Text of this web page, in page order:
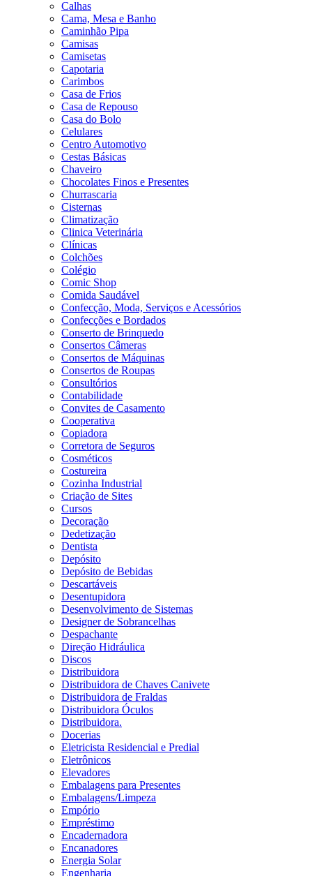
Calhas
Cama, Mesa e Banho
Caminhão Pipa
Camisas
Camisetas
Capotaria
Carimbos
Casa de Frios
Casa de Repouso
Casa do Bolo
Celulares
Centro Automotivo
Cestas Básicas
Chaveiro
Chocolates Finos e Presentes
Churrascaria
Cisternas
Climatização
Clinica Veterinária
Clínicas
Colchões
Colégio
Comic Shop
Comida Saudável
Confecção, Moda, Serviços e Acessórios
Confecções e Bordados
Conserto de Brinquedo
Consertos Câmeras
Consertos de Máquinas
Consertos de Roupas
Consultórios
Contabilidade
Convites de Casamento
Cooperativa
Copiadora
Corretora de Seguros
Cosméticos
Costureira
Cozinha Industrial
Criação de Sites
Cursos
Decoração
Dedetização
Dentista
Depósito
Depósito de Bebidas
Descartáveis
Desentupidora
Desenvolvimento de Sistemas
Designer de Sobrancelhas
Despachante
Direção Hidráulica
Discos
Distribuidora
Distribuidora de Chaves Canivete
Distribuidora de Fraldas
Distribuidora Óculos
Distribuidora.
Docerias
Eletricista Residencial e Predial
Eletrônicos
Elevadores
Embalagens para Presentes
Embalagens/Limpeza
Empório
Empréstimo
Encadernadora
Encanadores
Energia Solar
Engenharia